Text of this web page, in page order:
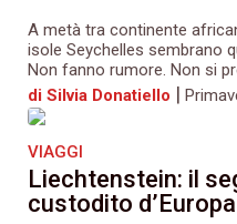
A metà tra continente
isole Seychelles sembrano
Non fanno rumore. Non si
di Silvia Donatiello |
VIAGGI
Liechtenstein: il
custodito d’Europa